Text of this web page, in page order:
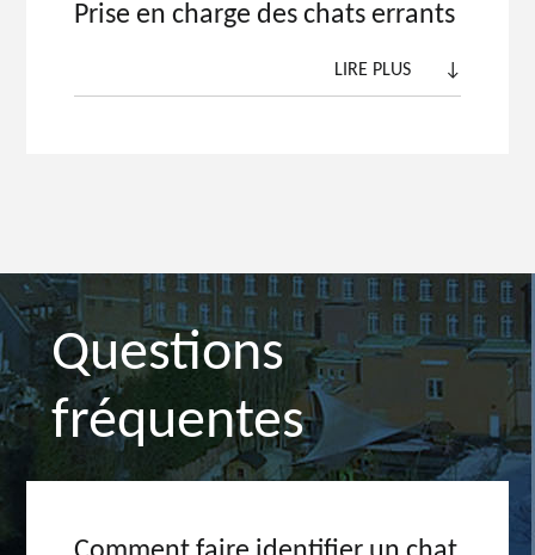
Prise en charge des chats errants
LIRE PLUS ↓
Questions
fréquentes